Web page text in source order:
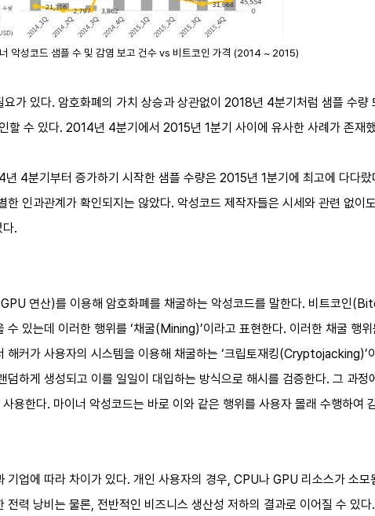
악성코드 샘플 수 및 감염 보고 건수 vs 비트코인 가격 (2014 ~ 2015)
가 있다. 암호화폐의 가치 상승과 상관없이 2018년 4분기처럼 샘플 수량
할 수 있다. 2014년 4분기에서 2015년 1분기 사이에 유사한 사례가 존재
4분기부터 증가하기 시작한 샘플 수량은 2015년 1분기에 최고에 다다
인과관계가 확인되지는 않았다. 악성코드 제작자들은 시세와 관련 없이
.
연산)를 이용해 암호화폐를 채굴하는 악성코드를 말한다. 비트코인
있는데 이러한 행위를 ‘채굴(Mining)’이라고 표현한다. 이러한 채굴 행
해커가 사용자의 시스템을 이용해 채굴하는 ‘크립토재킹(Cryptojacking)’
하게 생성되고 이를 일일이 대입하는 방식으로 해시를 검증한다. 그 과정
용한다. 마이너 악성코드는 바로 이와 같은 행위를 사용자 몰래 수행하여
기업에 따라 차이가 있다. 개인 사용자의 경우, CPU나 GPU 리소스가 소
력 낭비는 물론, 전반적인 비즈니스 생산성 저하의 결과로 이어질 수 있